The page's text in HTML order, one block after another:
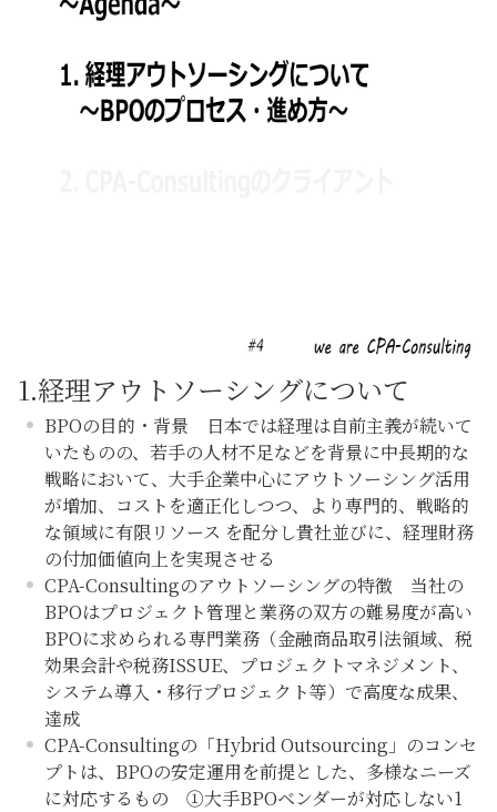
1.経理アウトソーシングについて
BPOの目的・背景 日本では経理は自前主義が続いて
いたものの、若手の人材不足などを背景に中長期的な
戦略において、 大手企業中心にアウトソーシング活用
が増加、コストを適正化しつつ、より専門的、戦略的
な領域に有限リソース を配分し貴社並びに、経理財務
の付加価値向上を実現させる
CPA-Consultingのアウトソーシングの特徴 当社の
BPOはプロジェクト管理と業務の双方の難易度が高い
BPOに求められる専門業務（金融商品取引法領域、税
効果会計や税務ISSUE、プロジェクトマネジメント、
システム導入・移行プロジェクト等）で高度な成果、
達成
CPA-Consultingの「Hybrid Outsourcing」のコンセ
プトは、BPOの安定運用を前提とした、多様なニーズ
に対応するもの ①大手BPOベンダーが対応しない1